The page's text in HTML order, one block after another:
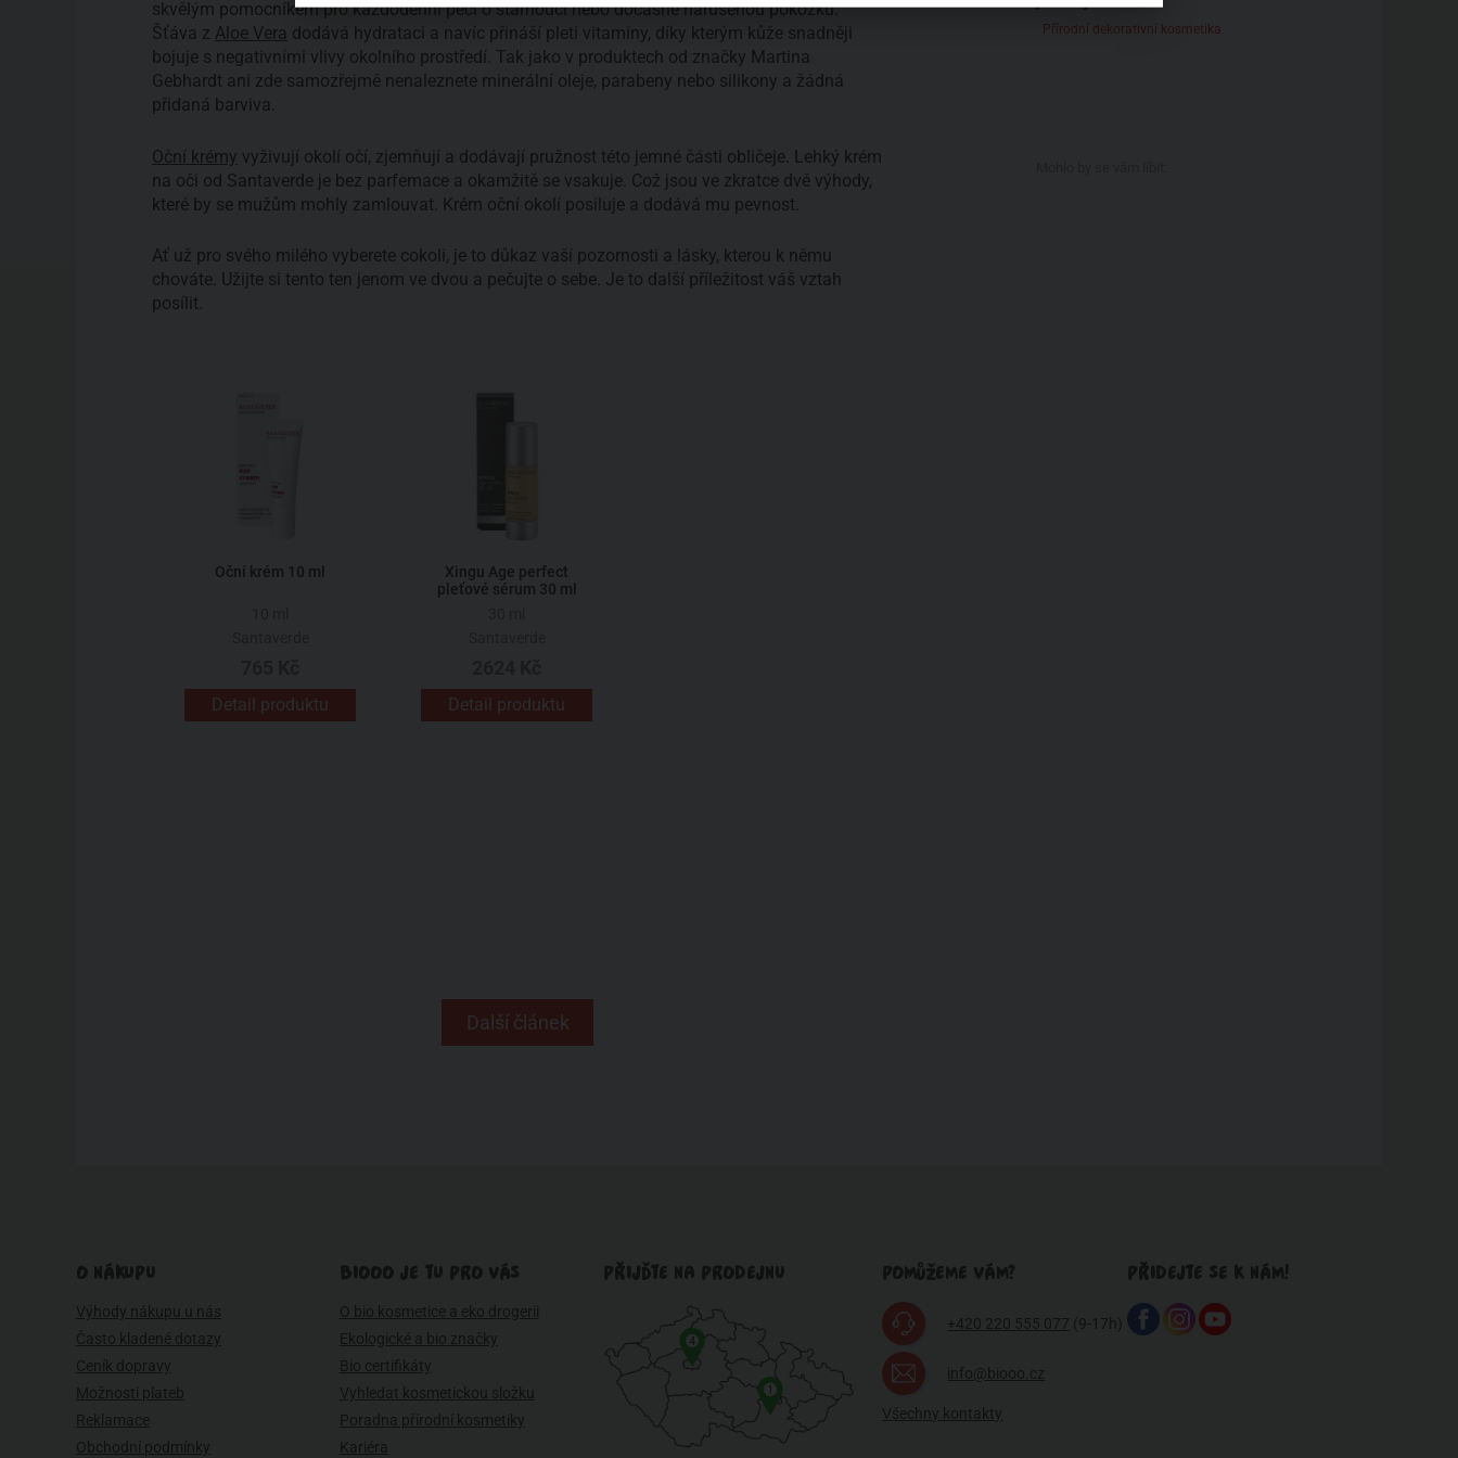
skvělým pomocníkem pro každodenní péči o stárnoucí nebo dočasně narušenou pokožku.
Šťáva z Aloe Vera dodává hydrataci a navíc přináší pleti vitaminy, díky kterým kůže snadněji
bojuje s negativními vlivy okolního prostředí. Tak jako v produktech od značky Martina
Gebhardt ani zde samozřejmě nenaleznete minerální oleje, parabeny nebo silikony a žádná
přidaná barviva.
Oční krémy vyživují okolí očí, zjemňují a dodávají pružnost této jemné části obličeje. Lehký krém
na oči od Santaverde je bez parfemace a okamžitě se vsakuje. Což jsou ve zkratce dvě výhody,
které by se mužům mohly zamlouvat. Krém oční okolí posiluje a dodává mu pevnost.
Ať už pro svého milého vyberete cokoli, je to důkaz vaší pozornosti a lásky, kterou k němu
chováte. Užijte si tento ten jenom ve dvou a pečujte o sebe. Je to další příležitost váš vztah
posílit.
Oční krém 10 ml
Detail produktu
Xingu Age perfect
pleťové sérum 30 ml
Detail produktu
Další článek
Přírodní dekorativní kosmetika
O NÁKUPU
Výhody nákupu u nás
Často kladené dotazy
Ceník dopravy
Možnosti plateb
Reklamace
Obchodní podmínky
BIOOO JE TU PRO VÁS
O bio kosmetice a eko drogerii
Ekologické a bio značky
Bio certifikáty
Vyhledat kosmetickou složku
Poradna přírodní kosmetiky
Kariéra
PŘIJĎTE NA PRODEJNU
1
4
POMŮŽEME VÁM?
+420 220 555 077 (9-17h)
info@biooo.cz
Všechny kontakty
PŘIDEJTE SE K NÁM!